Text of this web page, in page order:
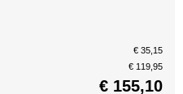
€ 35,15
€ 119,95
€ 155,10